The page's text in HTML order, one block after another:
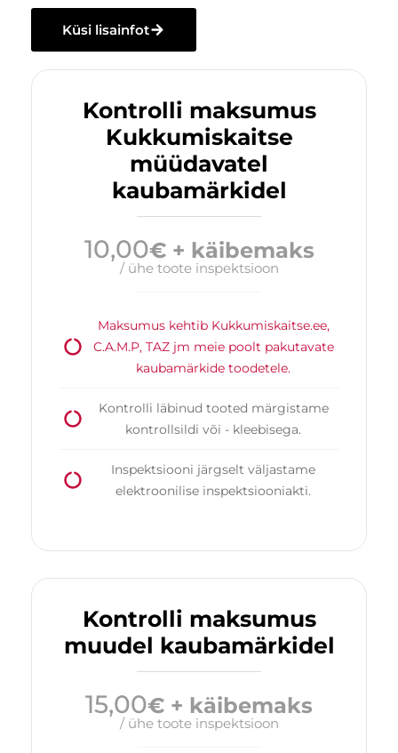
Küsi lisainfot
Kontrolli maksumus
Kukkumiskaitse
müüdavatel
kaubamärkidel
10,00€ + käibemaks
/ ühe toote inspektsioon
Maksumus kehtib Kukkumiskaitse.ee,
C.A.M.P, TAZ jm meie poolt pakutavate
kaubamärkide toodetele.
Kontrolli läbinud tooted märgistame
kontrollsildi või - kleebisega.
Inspektsiooni järgselt väljastame
elektroonilise inspektsiooniakti.
Kontrolli maksumus
muudel kaubamärkidel
15,00€ + käibemaks
/ ühe toote inspektsioon